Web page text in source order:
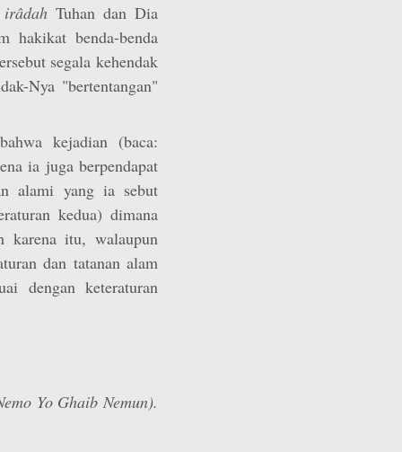
irâdah Tuhan dan Dia
hakikat benda-benda
segala kehendak
Nya "bertentangan"
kejadian (baca:
ia juga berpendapat
alami yang ia sebut
kedua) dimana
karena itu, walaupun
dan tatanan alam
dengan keteraturan
Yo Ghaib Nemun).